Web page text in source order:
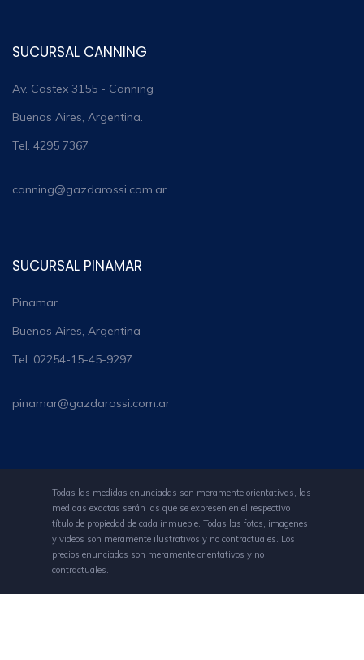
SUCURSAL CANNING
Av. Castex 3155 - Canning
Buenos Aires, Argentina.
Tel. 4295 7367
canning@gazdarossi.com.ar
SUCURSAL PINAMAR
Pinamar
Buenos Aires, Argentina
Tel. 02254-15-45-9297
pinamar@gazdarossi.com.ar
Todas las medidas enunciadas son meramente orientativas, las
medidas exactas serán las que se expresen en el respectivo
título de propiedad de cada inmueble. Todas las fotos, imagenes
y videos son meramente ilustrativos y no contractuales. Los
precios enunciados son meramente orientativos y no
contractuales..